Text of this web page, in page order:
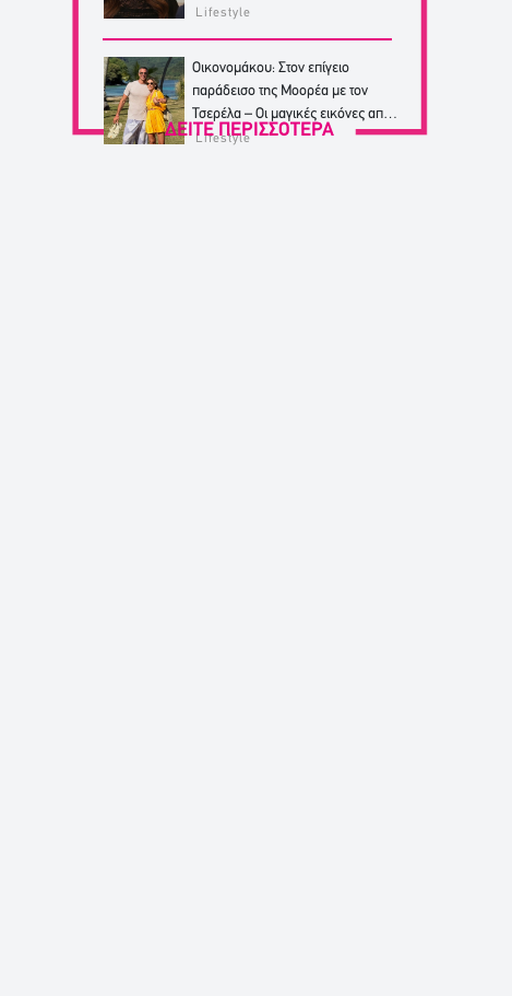
Κλεοπάτρα»
Lifestyle
Οικονομάκου: Στον επίγειο
παράδεισο της Μοορέα με τον
Τσερέλα – Οι μαγικές εικόνες από
από το ταξίδι
Lifestyle
ΔΕΙΤΕ ΠΕΡΙΣΣΟΤΕΡΑ